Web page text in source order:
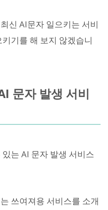
신 AI문자 일으키는 서비
기를 해 보지 않겠습니
문자 발생 서비
는 AI 문자 발생 서비스
쓰여져용 서비스를 소개